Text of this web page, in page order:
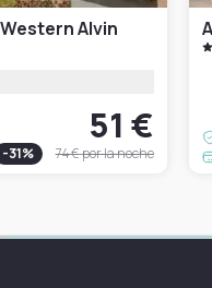
Alvin
51 €
-31% 74 €por la noche